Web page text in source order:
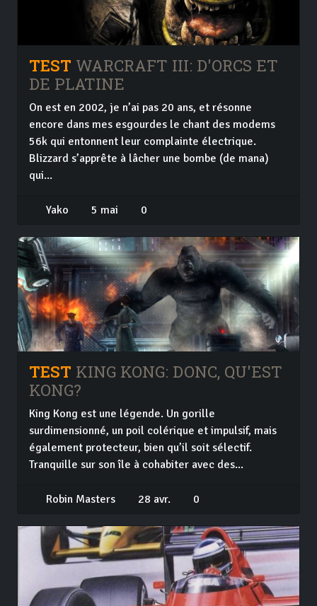
TEST WARCRAFT III: D'ORCS ET
DE PLATINE
On est en 2002, je n’ai pas 20 ans, et résonne
encore dans mes esgourdes le chant des modems
56k qui entonnent leur complainte électrique.
Blizzard s’apprête à lâcher une bombe (de mana)
qui...
Yako 5 mai 0
TEST KING KONG: DONC, QU'EST
KONG?
King Kong est une légende. Un gorille
surdimensionné, un poil colérique et impulsif, mais
également protecteur, bien qu’il soit sélectif.
Tranquille sur son île à cohabiter avec des...
Robin Masters 28 avr. 0